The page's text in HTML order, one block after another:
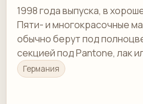
1998 года выпуска, в
Пяти- и многокрасочные
обычно берут под
секцией под Pantone, лак
Германия